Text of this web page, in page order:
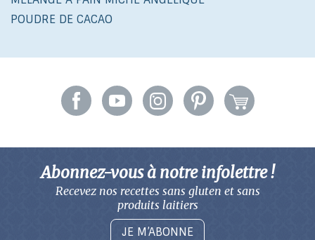
POUDRE DE CACAO
Abonnez-vous à notre infolettre !
Recevez nos recettes sans gluten et sans
produits laitiers
JE M’ABONNE